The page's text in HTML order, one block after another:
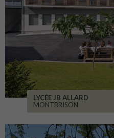
LYCÉE JB ALLARD
MONTBRISON